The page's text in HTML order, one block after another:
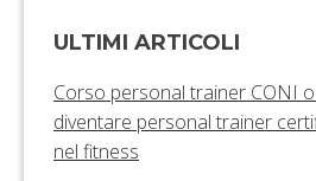
ULTIMI ARTICOLI
Corso personal trainer CONI
diventare personal trainer
nel fitness